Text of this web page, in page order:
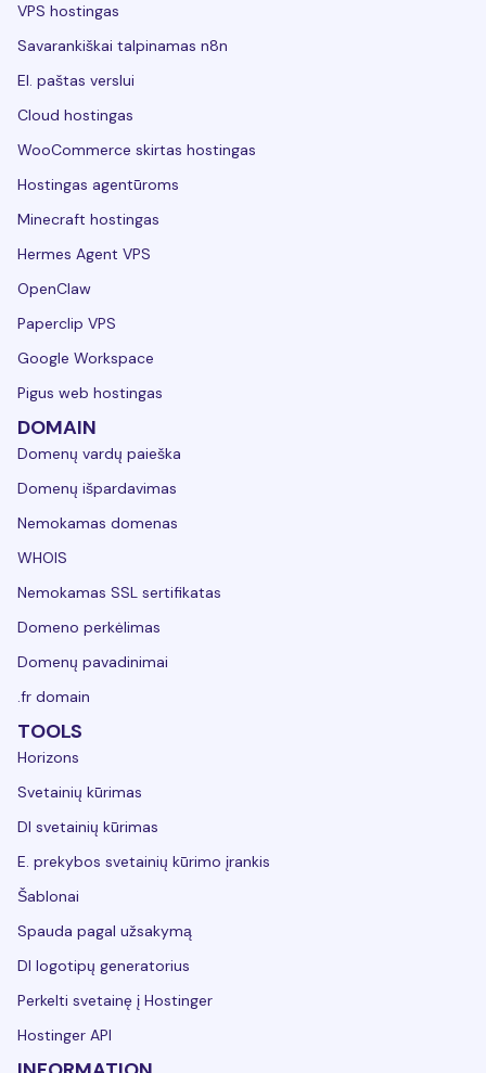
VPS hostingas
Savarankiškai talpinamas n8n
El. paštas verslui
Cloud hostingas
WooCommerce skirtas hostingas
Hostingas agentūroms
Minecraft hostingas
Hermes Agent VPS
OpenClaw
Paperclip VPS
Google Workspace
Pigus web hostingas
DOMAIN
Domenų vardų paieška
Domenų išpardavimas
Nemokamas domenas
WHOIS
Nemokamas SSL sertifikatas
Domeno perkėlimas
Domenų pavadinimai
.fr domain
TOOLS
Horizons
Svetainių kūrimas
DI svetainių kūrimas
E. prekybos svetainių kūrimo įrankis
Šablonai
Spauda pagal užsakymą
DI logotipų generatorius
Perkelti svetainę į Hostinger
Hostinger API